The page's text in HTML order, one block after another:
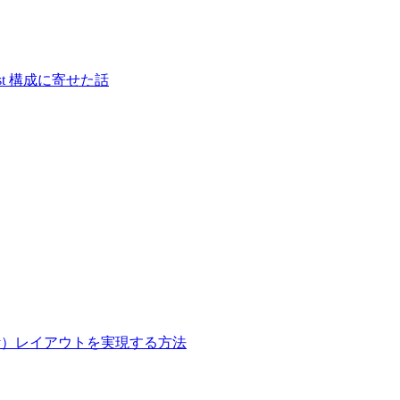
構成に寄せた話
レイアウトを実現する方法